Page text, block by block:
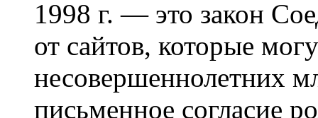
1998 г. — это закон
от сайтов, которые
несовершеннолетних
письменное согласие